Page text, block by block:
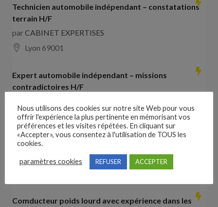
Technicien automobile indépendant – constatations
terrain H/F
parCABINET EXPERTISES
Lyon 69001
Expert automobile indépendant – missions
contradictoires H/F
Lyon 69001
Collaborateur comptable H/F
parHays France
Comducteur poids lourd avec expérience dans les
Nous utilisons des cookies sur notre site Web pour vous
offrir l'expérience la plus pertinente en mémorisant vos
préférences et les visites répétées. En cliquant sur
«Accepter», vous consentez à l'utilisation de TOUS les
cookies.
paramètres cookies REFUSER ACCEPTER